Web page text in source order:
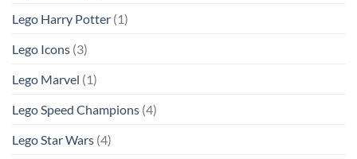
Lego Harry Potter (1)
Lego Icons (3)
Lego Marvel (1)
Lego Speed Champions (4)
Lego Star Wars (4)